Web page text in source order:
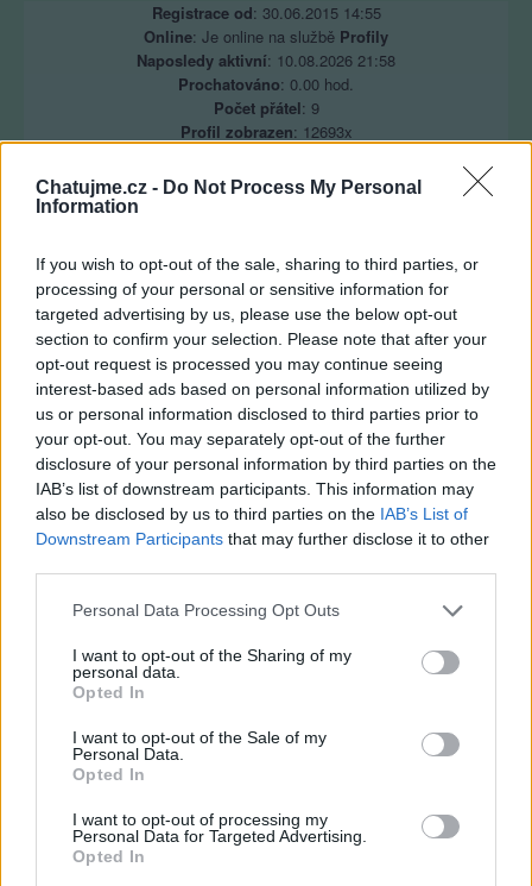
Chatujme.cz - Do Not Process My Personal
Information
If you wish to opt-out of the sale, sharing to third parties, or
processing of your personal or sensitive information for
targeted advertising by us, please use the below opt-out
section to confirm your selection. Please note that after your
opt-out request is processed you may continue seeing
interest-based ads based on personal information utilized by
us or personal information disclosed to third parties prior to
your opt-out. You may separately opt-out of the further
disclosure of your personal information by third parties on the
IAB’s list of downstream participants. This information may
also be disclosed by us to third parties on the IAB’s List of
Downstream Participants that may further disclose it to other
Personal Data Processing Opt Outs
I want to opt-out of the Sharing of my
personal data.
Opted In
I want to opt-out of the Sale of my
Personal Data.
Opted In
I want to opt-out of processing my
Personal Data for Targeted Advertising.
Opted In
Registrace od: 30.06.2015 14:55
Online: Je online na službě Profily
Naposledy aktivní: 10.08.2026 21:58
Prochatováno: 0.00 hod.
Počet přátel: 9
Profil zobrazen: 12693x
Oblibené místnosti : Žádné
Sledované diskuze
Poslední 3 příspěvky na mé zdi
Thoris (před 11 minutami)